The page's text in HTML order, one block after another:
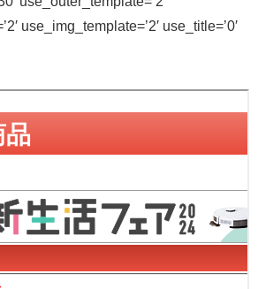
use_img_template=’2′ use_title=’0′